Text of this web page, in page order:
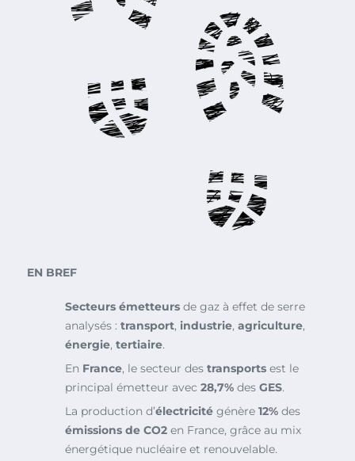
EN BREF
Secteurs émetteurs de gaz à effet de serre
analysés : transport, industrie, agriculture,
énergie, tertiaire.
En France, le secteur des transports est le
principal émetteur avec 28,7% des GES.
La production d’électricité génère 12% des
émissions de CO2 en France, grâce au mix
énergétique nucléaire et renouvelable.